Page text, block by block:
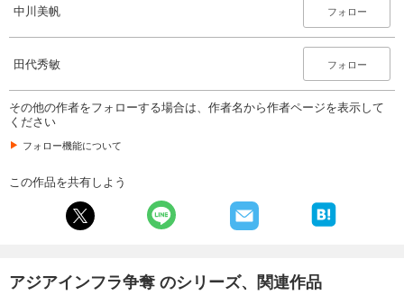
中川美帆 フォロー
田代秀敏 フォロー
その他の作者をフォローする場合は、作者名から作者ページを表示して
ください
フォロー機能について
この作品を共有しよう
アジアインフラ争奪 のシリーズ、関連作品